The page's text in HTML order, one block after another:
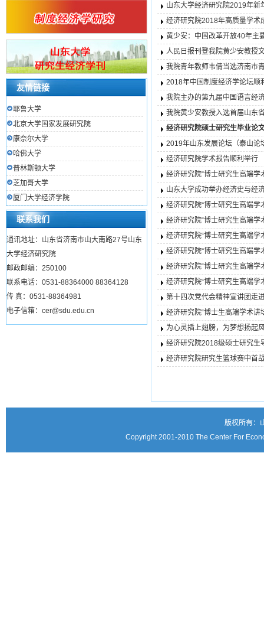
友情链接
耶鲁大学
北京大学国家发展研究院
康奈尔大学
哈佛大学
普林斯顿大学
芝加哥大学
厦门大学经济学院
联系我们
通讯地址：山东省济南市山大南路27号山东
大学经济研究院
邮政邮编：250100
联系电话：0531-88364000 88364128
传 真：0531-88364981
电子信箱：cer@sdu.edu.cn
山东大学经济研究院2019年新
经济研究院2018年高质量学术
黄少安：中国改革开放40年主
人民日报刊登我院黄少安教授
我院青年教师韦倩当选济南市
2018年中国制度经济学论坛顺
我院主办的第九届中国语言经
我院黄少安教授入选首届山东
经济研究院硕士研究生毕业论
2019年山东发展论坛（泰山论
经济研究院学术报告顺利举行
经济研究院“博士研究生高端
山东大学成功举办经济史与经
经济研究院“博士研究生高端学
经济研究院“博士研究生高端学
经济研究院“博士研究生高端学
经济研究院“博士研究生高端学
经济研究院“博士研究生高端学
经济研究院“博士研究生高端学
第十四次党代会精神宣讲团走
经济研究院“博士生高端学术讲
为心灵插上翅膀，为梦想扬起
经济研究院2018级硕士研究生
经济研究院研究生篮球赛中首
版权所有：
Copyright 2001-2010 The Center For